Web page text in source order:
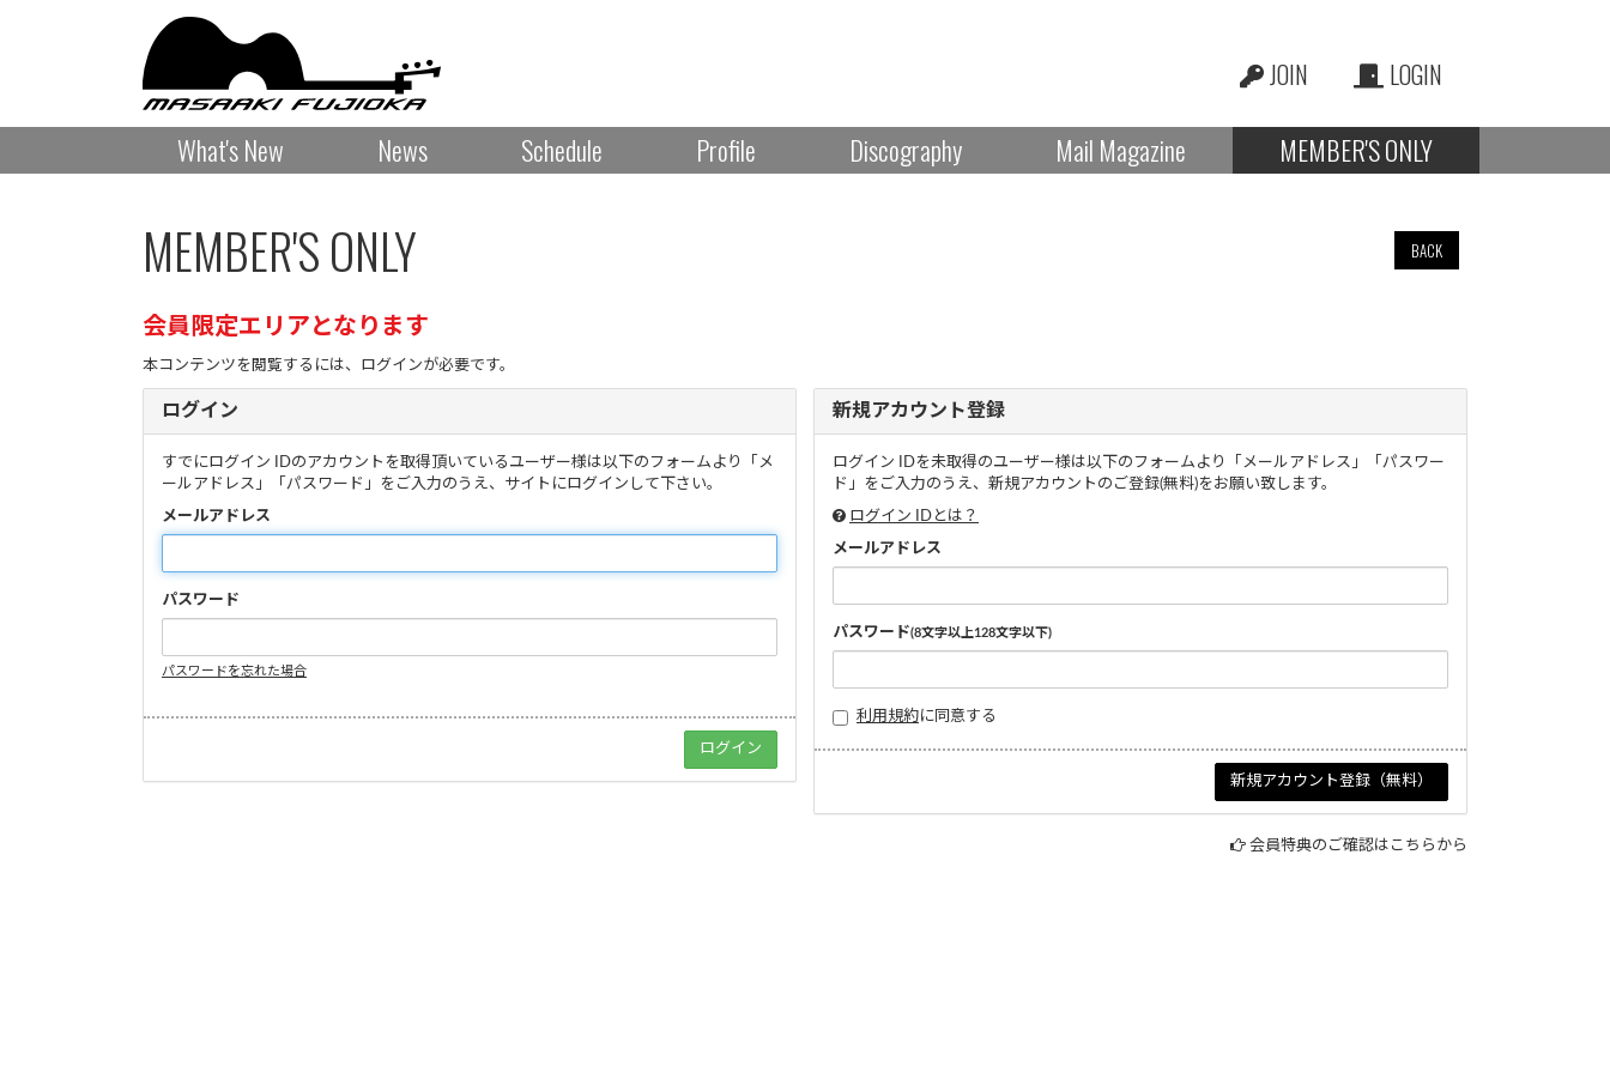
JOIN LOGIN
What's New News Schedule Profile Discography Mail Magazine MEMBER'S ONLY
MEMBER'S ONLY BACK
会員限定エリアとなります
本コンテンツを閲覧するには、ログインが必要です。
ログイン
すでにログイン IDのアカウントを取得頂いているユーザー様は以下のフォームより「メ
ールアドレス」「パスワード」をご入力のうえ、サイトにログインして下さい。
メールアドレス
パスワード
パスワードを忘れた場合
新規アカウント登録
ログイン IDを未取得のユーザー様は以下のフォームより「メールアドレス」「パスワー
ド」をご入力のうえ、新規アカウントのご登録(無料)をお願い致します。
ログイン IDとは？
メールアドレス
パスワード(8文字以上128文字以下)
利用規約に同意する
会員特典のご確認はこちらから